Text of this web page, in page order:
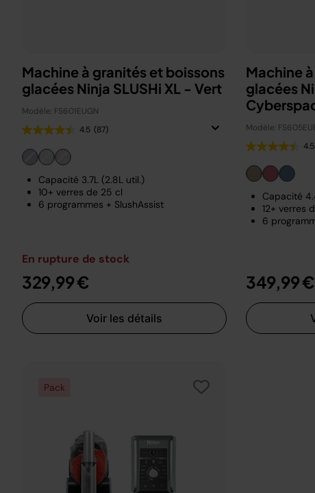
Machine à granités et boissons
glacées Ninja SLUSHi XL - Vert
Modèle: FS601EUGN
4.5 (87)
Capacité 3.7L (2.8L util.)
10+ verres de 25 cl
6 programmes + SlushAssist
En rupture de stock
329,99 €
Voir les détails
Machine
glacées
Modèle:
4.5
Capacité
12+ verres
6
349,99 €
Pack